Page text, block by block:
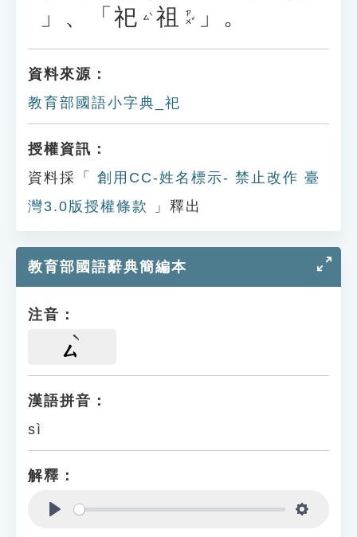
」、「 祀 ㄙˋ 祖 ㄗㄨˇ 」。
資料來源：
教育部國語小字典_祀
授權資訊：
資料採「
創用CC-姓名標示- 禁止改作 臺
灣3.0版授權條款
」釋出
教育部國語辭典簡編本
注音：
ㄙ
漢語拼音：
sì
解釋：